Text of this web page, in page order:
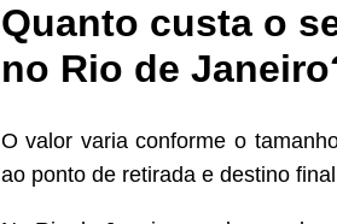
Quanto custa o
no Rio de
O valor varia conforme o
ao ponto de retirada e destino